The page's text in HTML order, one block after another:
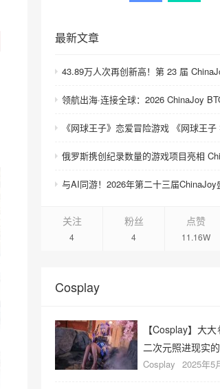
最新文章
俄罗斯携创纪录数量的游戏项目亮相
与AI同游！2026年第二十三届ChinaJoy
关注
4
粉丝
4
点赞
11.16W
Cosplay
【Cosplay】大
二次元照进现实
Cosplay 2025年5